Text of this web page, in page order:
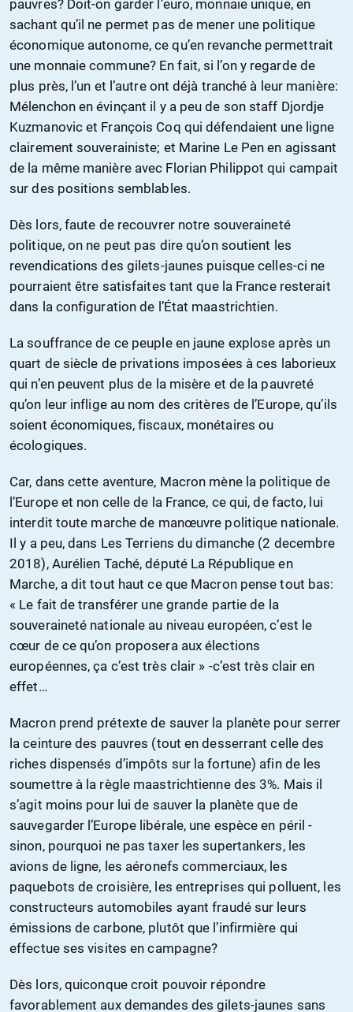
pauvres? Doit-on garder l’euro, monnaie unique, en
sachant qu’il ne permet pas de mener une politique
économique autonome, ce qu’en revanche permettrait
une monnaie commune? En fait, si l’on y regarde de
plus près, l’un et l’autre ont déjà tranché à leur manière:
Mélenchon en évinçant il y a peu de son staff Djordje
Kuzmanovic et François Coq qui défendaient une ligne
clairement souverainiste; et Marine Le Pen en agissant
de la même manière avec Florian Philippot qui campait
sur des positions semblables.
Dès lors, faute de recouvrer notre souveraineté
politique, on ne peut pas dire qu’on soutient les
revendications des gilets-jaunes puisque celles-ci ne
pourraient être satisfaites tant que la France resterait
dans la configuration de l’État maastrichtien.
La souffrance de ce peuple en jaune explose après un
quart de siècle de privations imposées à ces laborieux
qui n’en peuvent plus de la misère et de la pauvreté
qu’on leur inflige au nom des critères de l’Europe, qu’ils
soient économiques, fiscaux, monétaires ou
écologiques.
Car, dans cette aventure, Macron mène la politique de
l’Europe et non celle de la France, ce qui, de facto, lui
interdit toute marche de manœuvre politique nationale.
Il y a peu, dans Les Terriens du dimanche (2 decembre
2018), Aurélien Taché, député La République en
Marche, a dit tout haut ce que Macron pense tout bas:
« Le fait de transférer une grande partie de la
souveraineté nationale au niveau européen, c’est le
cœur de ce qu’on proposera aux élections
européennes, ça c’est très clair » -c’est très clair en
effet…
Macron prend prétexte de sauver la planète pour serrer
la ceinture des pauvres (tout en desserrant celle des
riches dispensés d’impôts sur la fortune) afin de les
soumettre à la règle maastrichtienne des 3%. Mais il
s’agit moins pour lui de sauver la planète que de
sauvegarder l’Europe libérale, une espèce en péril -
sinon, pourquoi ne pas taxer les supertankers, les
avions de ligne, les aéronefs commerciaux, les
paquebots de croisière, les entreprises qui polluent, les
constructeurs automobiles ayant fraudé sur leurs
émissions de carbone, plutôt que l’infirmière qui
effectue ses visites en campagne?
Dès lors, quiconque croit pouvoir répondre
favorablement aux demandes des gilets-jaunes sans